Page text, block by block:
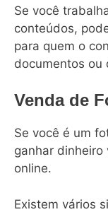
Se você
conteúdos,
para quem o
documentos ou
Venda de
Se você é um
ganhar
online.
Existem vários